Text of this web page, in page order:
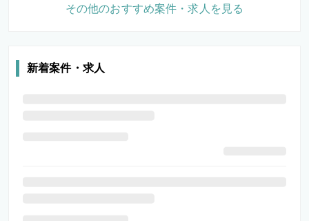
その他のおすすめ案件・求人を見る
新着案件・求人